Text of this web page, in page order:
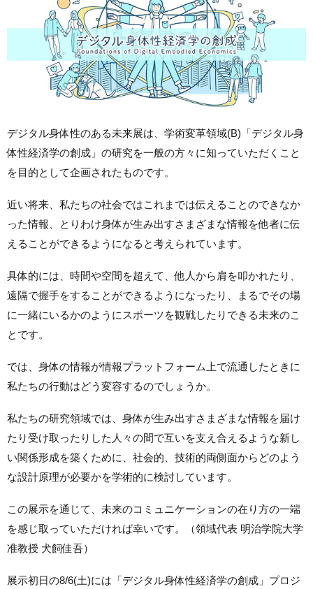
デジタル身体性のある未来展は、学術変革領域(B)「デジタル身
体性経済学の創成」の研究を一般の方々に知っていただくこと
を目的として企画されたものです。
近い将来、私たちの社会ではこれまでは伝えることのできなか
った情報、とりわけ身体が生み出すさまざまな情報を他者に伝
えることができるようになると考えられています。
具体的には、時間や空間を超えて、他人から肩を叩かれたり、
遠隔で握手をすることができるようになったり、まるでその場
に一緒にいるかのようにスポーツを観戦したりできる未来のこ
とです。
では、身体の情報が情報プラットフォーム上で流通したときに
私たちの行動はどう変容するのでしょうか。
私たちの研究領域では、身体が生み出すさまざまな情報を届け
たり受け取ったりした人々の間で互いを支え合えるような新し
い関係形成を築くために、社会的、技術的両側面からどのよう
な設計原理が必要かを学術的に検討しています。
この展示を通じて、未来のコミュニケーションの在り方の一端
を感じ取っていただければ幸いです。（領域代表 明治学院大学
准教授 犬飼佳吾）
展示初日の8/6(土)には「デジタル身体性経済学の創成」プロジ